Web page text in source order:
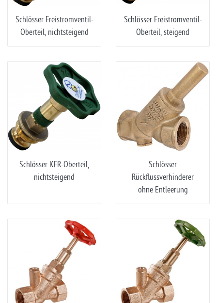
Schlösser Freistromventil-
Oberteil, nichtsteigend
Schlösser Freistromventil-
Oberteil, steigend
Schlösser KFR-Oberteil,
nichtsteigend
Schlösser
Rückflussverhinderer
ohne Entleerung